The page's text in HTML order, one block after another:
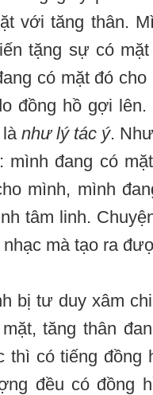
với tăng thân.
tặng sự có
có mặt đó
đồng hồ gợi
là như lý tác ý.
đang có
mình, mình
tâm linh.
mà tạo ra
bị tư duy xâm
tăng thân
thì có tiếng đồng
đều có đồng